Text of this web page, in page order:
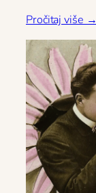
Pročitaj više →